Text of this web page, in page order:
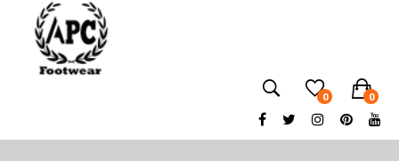
0 0
No products in the cart.